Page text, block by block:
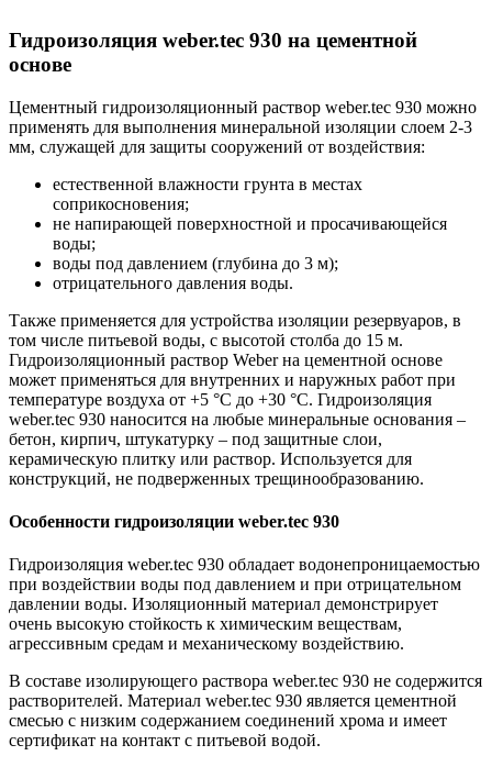
Гидроизоляция weber.tec 930 на цементной
основе
Цементный гидроизоляционный раствор weber.tec 930 можно
применять для выполнения минеральной изоляции слоем 2-3
мм, служащей для защиты сооружений от воздействия:
естественной влажности грунта в местах
соприкосновения;
не напирающей поверхностной и просачивающейся
воды;
воды под давлением (глубина до 3 м);
отрицательного давления воды.
Также применяется для устройства изоляции резервуаров, в
том числе питьевой воды, с высотой столба до 15 м.
Гидроизоляционный раствор Weber на цементной основе
может применяться для внутренних и наружных работ при
температуре воздуха от +5 °С до +30 °С. Гидроизоляция
weber.tec 930 наносится на любые минеральные основания –
бетон, кирпич, штукатурку – под защитные слои,
керамическую плитку или раствор. Используется для
конструкций, не подверженных трещинообразованию.
Особенности гидроизоляции weber.tec 930
Гидроизоляция weber.tec 930 обладает водонепроницаемостью
при воздействии воды под давлением и при отрицательном
давлении воды. Изоляционный материал демонстрирует
очень высокую стойкость к химическим веществам,
агрессивным средам и механическому воздействию.
В составе изолирующего раствора weber.tec 930 не содержится
растворителей. Материал weber.tec 930 является цементной
смесью с низким содержанием соединений хрома и имеет
сертификат на контакт с питьевой водой.